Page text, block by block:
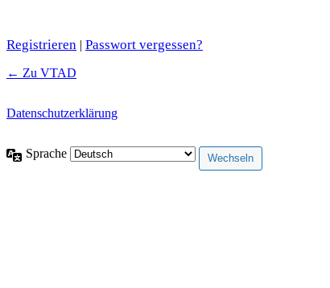
Registrieren | Passwort vergessen?
← Zu VTAD
Datenschutzerklärung
Sprache